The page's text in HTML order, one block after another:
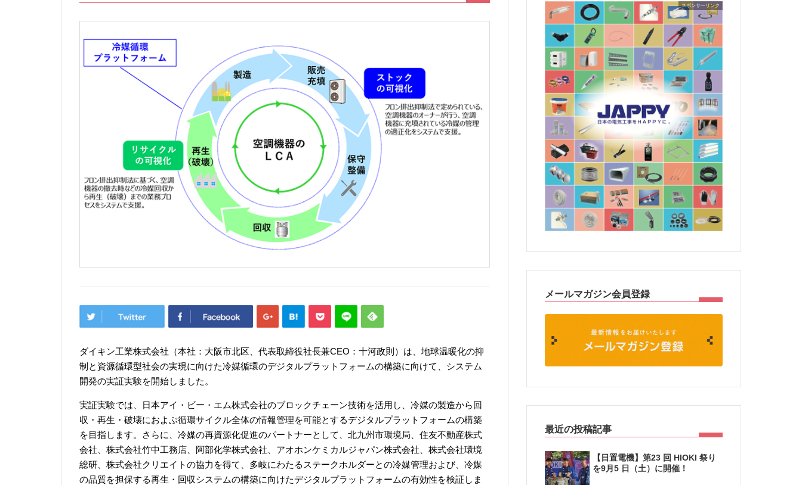
ダイキン工業株式会社（本社：大阪市北区、代表取締役社長兼CEO：十河政則）は、地球温暖化の抑
制と資源循環型社会の実現に向けた冷媒循環のデジタルプラットフォームの構築に向けて、システム
開発の実証実験を開始しました。
実証実験では、日本アイ・ビー・エム株式会社のブロックチェーン技術を活用し、冷媒の製造から回
収・再生・破壊におよぶ循環サイクル全体の情報管理を可能とするデジタルプラットフォームの構築
を目指します。さらに、冷媒の再資源化促進のパートナーとして、北九州市環境局、住友不動産株式
会社、株式会社竹中工務店、阿部化学株式会社、アオホンケミカルジャパン株式会社、株式会社環境
総研、株式会社クリエイトの協力を得て、多岐にわたるステークホルダーとの冷媒管理および、冷媒
の品質を担保する再生・回収システムの構築に向けたデジタルプラットフォームの有効性を検証しま
メールマガジン会員登録
最近の投稿記事
【日置電機】第23 回 HIOKI 祭り
を9月5 日（土）に開催！